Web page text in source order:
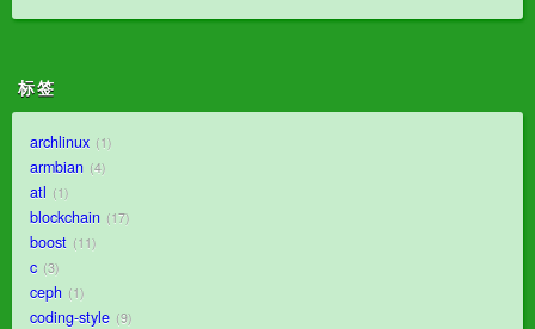
标签
archlinux 1
armbian 4
atl 1
blockchain 17
boost 11
c 3
ceph 1
coding-style 9